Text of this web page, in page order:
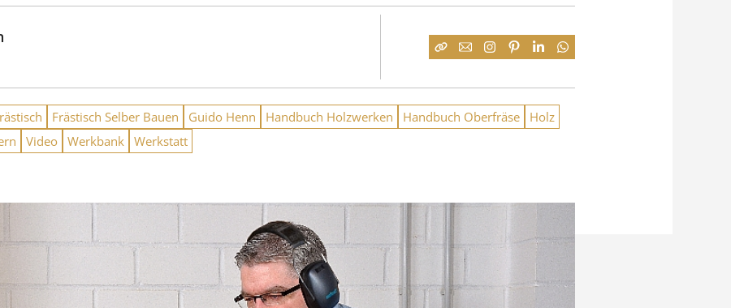
Frästisch Selber Bauen Guido Henn Handbuch Holzwerken Handbuch Oberfräse
Holz
Video Werkbank Werkstatt